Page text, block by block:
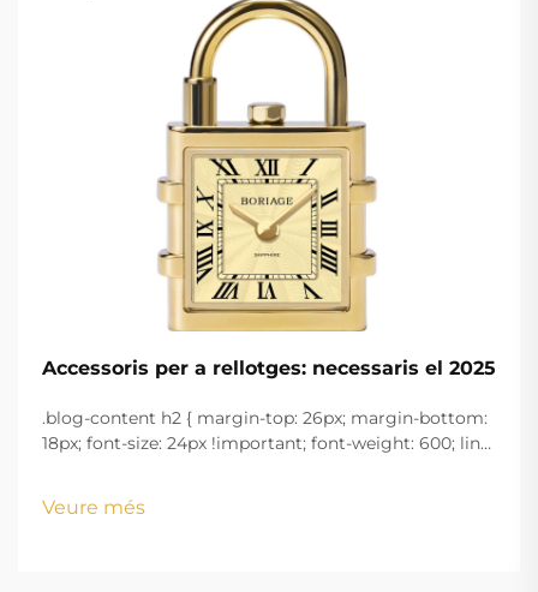
Accessoris per a rellotges: necessaris el 2025
.blog-content h2 { margin-top: 26px; margin-bottom:
18px; font-size: 24px !important; font-weight: 600; line-
w...
Veure més